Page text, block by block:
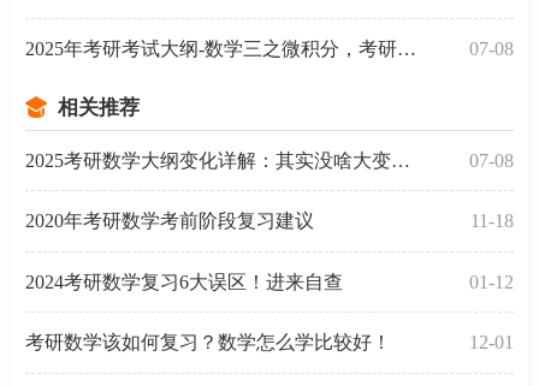
2025年考研考试大纲-数学三之微积分，考研考数学三微积 07-08
相关推荐
2025考研数学大纲变化详解：其实没啥大变动，你可以这 07-08
2020年考研数学考前阶段复习建议 11-18
2024考研数学复习6大误区！进来自查 01-12
考研数学该如何复习？数学怎么学比较好！ 12-01